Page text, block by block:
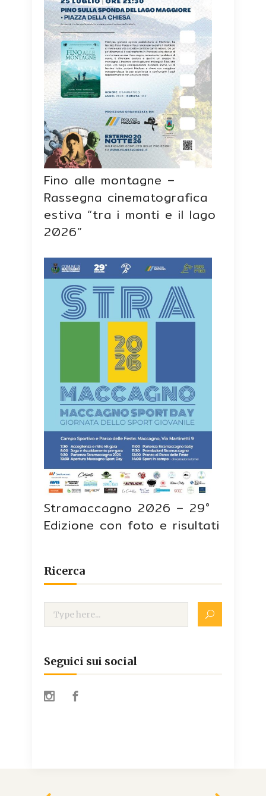
Fino alle montagne –
Rassegna cinematografica
estiva “tra i monti e il lago
2026”
Stramaccagno 2026 – 29°
Edizione con foto e risultati
Ricerca
Seguici sui social